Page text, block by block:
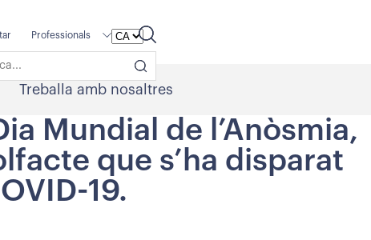
Professionals
Treballa amb nosaltres
Mundial de l’Anòsmia,
que s’ha disparat
19.